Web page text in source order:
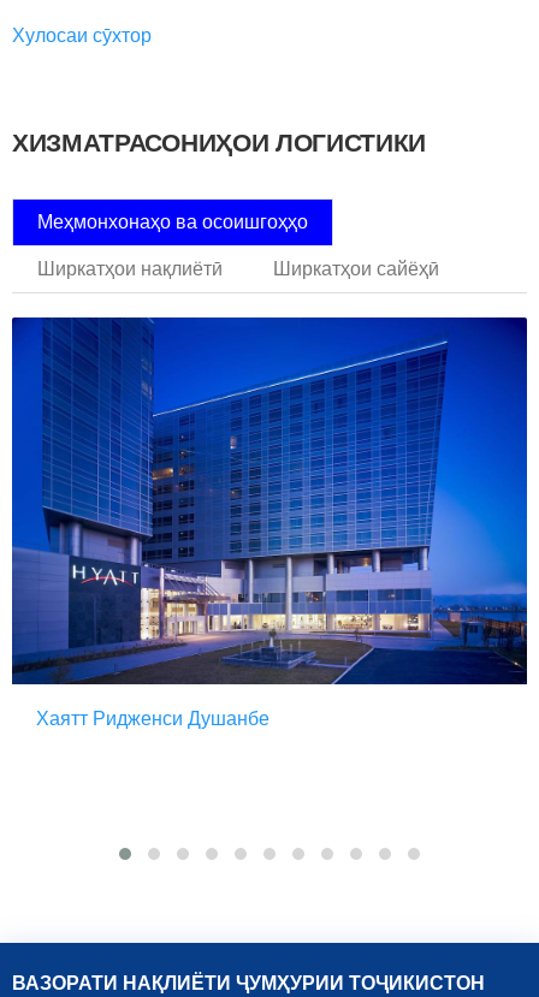
Хулосаи сӯхтор
ХИЗМАТРАСОНИҲОИ ЛОГИСТИКИ
Меҳмонхонаҳо ва осоишгоҳҳо
Ширкатҳои нақлиётӣ Ширкатҳои сайёҳӣ
Хаятт Ридженси Душанбе
ВАЗОРАТИ НАҚЛИЁТИ ҶУМҲУРИИ ТОҶИКИСТОН